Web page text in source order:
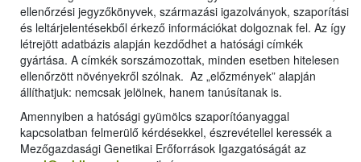
ellenőrzési jegyzőkönyvek, származási igazolványok, szaporítási
és leltárjelentésekből érkező információkat dolgoznak fel. Az így
létrejött adatbázis alapján kezdődhet a hatósági címkék
gyártása. A címkék sorszámozottak, minden esetben hitelesen
ellenőrzött növényekről szólnak. Az „előzmények” alapján
állíthatjuk: nemcsak jelölnek, hanem tanúsítanak is.
Amennyiben a hatósági gyümölcs szaporítóanyaggal
kapcsolatban felmerülő kérdésekkel, észrevétellel keressék a
Mezőgazdasági Genetikai Erőforrások Igazgatóságát az